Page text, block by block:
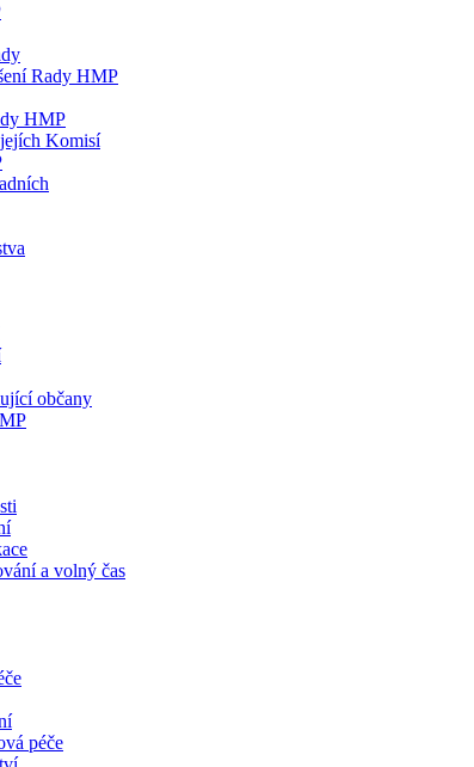
Rady HMP
HMP
Komisí
občany
a volný čas
péče